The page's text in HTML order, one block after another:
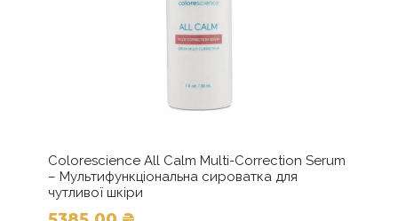
Colorescience All Calm Multi-Correction Serum
– Мультифункціональна сироватка для
чутливої шкіри